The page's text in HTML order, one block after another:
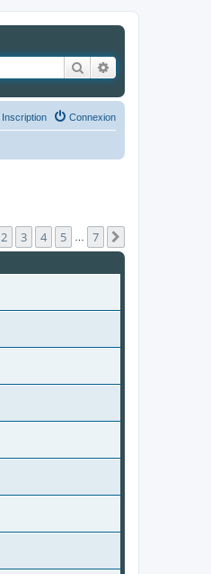
Rechercher
Connexion
Inscription
sur 7
2 3 4 5 7